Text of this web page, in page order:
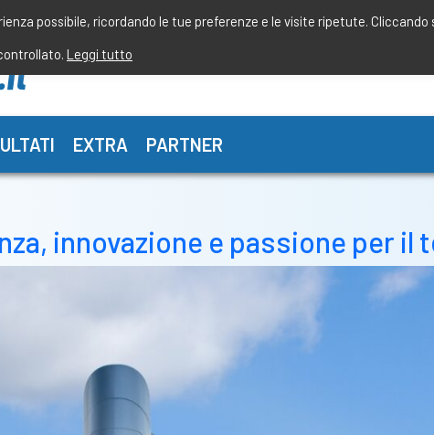
EXTRA PARTNER
innovazione e passione per il
possibile, ricordando le tue preferenze e le visite ripetute. Cliccando
Leggi tutto